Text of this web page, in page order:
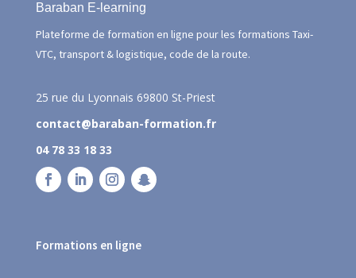
Baraban E-learning
Plateforme de formation en ligne pour les formations Taxi-
VTC, transport & logistique, code de la route.
25 rue du Lyonnais 69800 St-Priest
contact@baraban-formation.fr
04 78 33 18 33
Formations en ligne